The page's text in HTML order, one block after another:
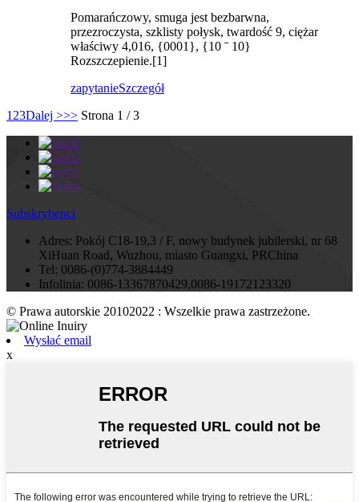
Pomarańczowy, smuga jest bezbarwna,
przezroczysta, szklisty połysk, twardość 9, ciężar
właściwy 4,016, {0001}, {10 ˉ 10}
Rozszczepienie.[1]
zapytanieSzczegół
1 23Dalej >>> Strona 1 / 3
Subskrybenci
Adres: Pokój C18-19,3 / F, nowy budynek jubilerski, nr 68
XiHuan Road, Wuzhou, miasto Guangxi, PRChina
Tel: 0086-(0)774-3884449
Infolinia: 0086-13367870429,0086-19172123320
© Prawa autorskie 20102022 : Wszelkie prawa zastrzeżone.
Wysłać email
x